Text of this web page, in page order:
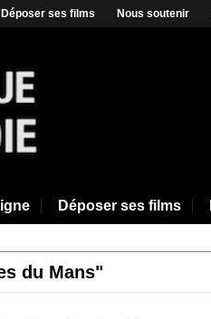
Déposer ses films Nous soutenir
Déposer ses films
du Mans"